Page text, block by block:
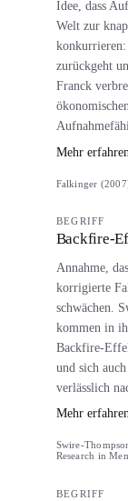
Idee, dass
Welt zur
zurückgeht
Franck
Mehr erfahren
Falkinger
BEGRIFF
Backfire-
Annahme,
korrigierte
schwächen.
kommen in
Backfire-
und sich
verlässlich
Mehr
Swire-
Research in
BEGRIFF